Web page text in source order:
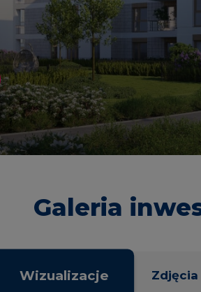
Galeria
Wizualizacje